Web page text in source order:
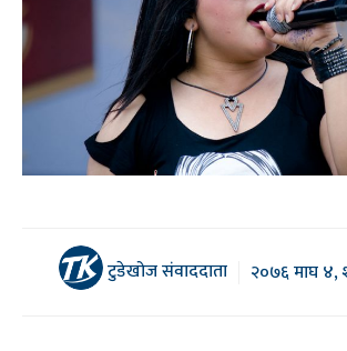
टुडेखोज संवाददाता २०७६ माघ ४,